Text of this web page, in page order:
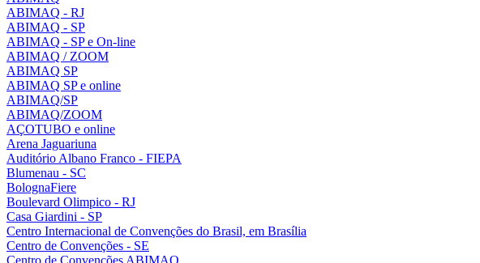
ABIMAQ - RJ
ABIMAQ - SP
ABIMAQ - SP e On-line
ABIMAQ / ZOOM
ABIMAQ SP
ABIMAQ SP e online
ABIMAQ/SP
ABIMAQ/ZOOM
AÇOTUBO e online
Arena Jaguariuna
Auditório Albano Franco - FIEPA
Blumenau - SC
BolognaFiere
Boulevard Olimpico - RJ
Casa Giardini - SP
Centro Internacional de Convenções do Brasil, em Brasília
Centro de Convenções - SE
Centro de Convenções ABIMAQ